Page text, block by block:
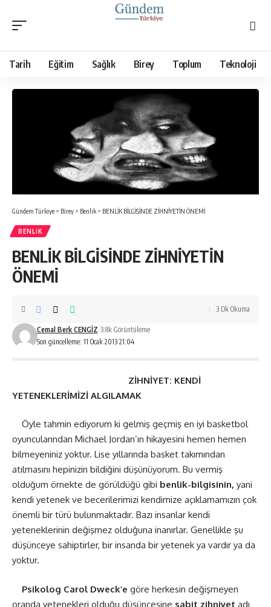
Tarih Eğitim Sağlık Birey Toplum Teknoloji
Gündem Türkiye > Birey > Benlik > BENLİK BİLGİSİNDE ZİHNİYETİN ÖNEMİ
BENLIK
BENLİK BİLGİSİNDE ZİHNİYETİN
ÖNEMİ
Son güncelleme: 11 Ocak 2013 21:04
Cemal Berk CENGİZ 3.8k Görüntüleme
3 Dk Okuma
ZİHNİYET: KENDİ
YETENEKLERİMİZİ ALGILAMAK
Öyle tahmin ediyorum ki gelmiş geçmiş en iyi basketbol
oyuncularından Michael Jordan’ın hikayesini hemen hemen
bilmeyeniniz yoktur. Lise yıllarında basket takımından
atılmasını hepinizin bildiğini düşünüyorum. Bu vermiş
olduğum örnekte de görüldüğü gibi benlik-bilgisinin, yani
kendi yetenek ve becerilerimizi kendimize açıklamamızın çok
önemli bir türü bulunmaktadır. Bazı insanlar kendi
yeteneklerinin değişmez olduğuna inanırlar. Genellikle şu
düşünceye sahiptirler, bir insanda bir yetenek ya vardır ya da
yoktur.
Psikolog Carol Dweck’e göre herkesin değişmeyen
oranda yetenekleri olduğu düşüncesine sabit zihniyet adı